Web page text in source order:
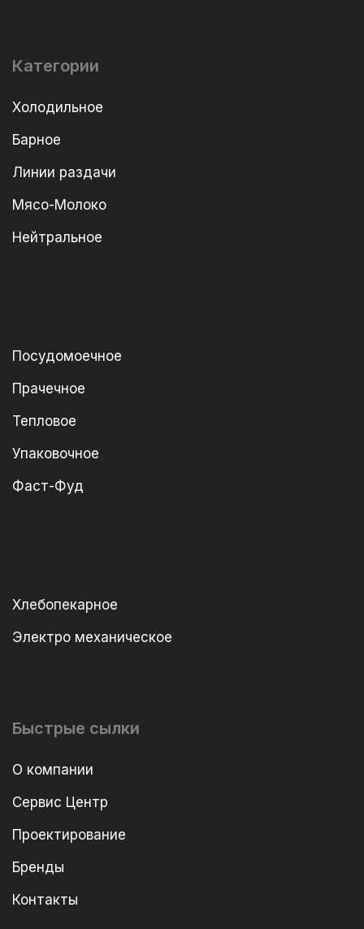
Категории
Холодильное
Барное
Линии раздачи
Мясо-Молоко
Нейтральное
Посудомоечное
Прачечное
Тепловое
Упаковочное
Фаст-Фуд
Хлебопекарное
Электро механическое
Быстрые сылки
О компании
Сервис Центр
Проектирование
Бренды
Контакты